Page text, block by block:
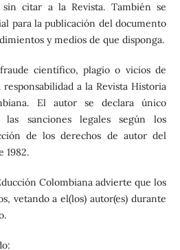
citar a la Revista. También se
para la publicación del documento
y medios de que disponga.
científico, plagio o vicios de
a la Revista Historia
El autor se declara único
las sanciones legales según los
de los derechos de autor del
1982.
Colombiana advierte que los
vetando a el(los) autor(es) durante